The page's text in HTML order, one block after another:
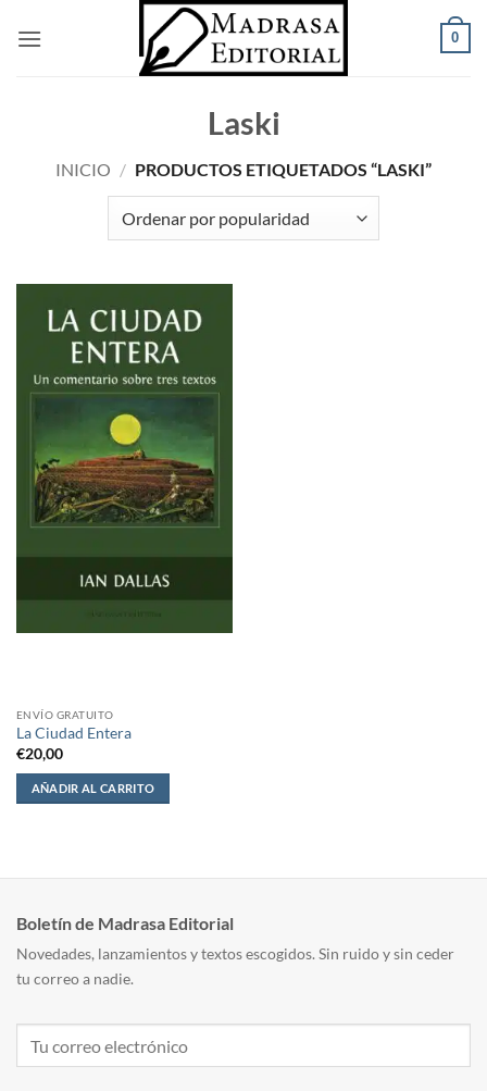
0
Laski
INICIO / PRODUCTOS ETIQUETADOS “LASKI”
ENVÍO GRATUITO
La Ciudad Entera
€20,00
AÑADIR AL CARRITO
Boletín de Madrasa Editorial
Novedades, lanzamientos y textos escogidos. Sin ruido y sin ceder
tu correo a nadie.